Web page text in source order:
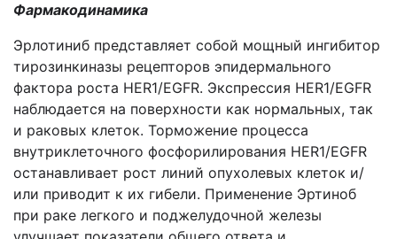
Фармакодинамика
Эрлотиниб представляет собой мощный ингибитор
тирозинкиназы рецепторов эпидермального
фактора роста HER1/EGFR. Экспрессия HER1/EGFR
наблюдается на поверхности как нормальных, так
и раковых клеток. Торможение процесса
внутриклеточного фосфорилирования HER1/EGFR
останавливает рост линий опухолевых клеток и/
или приводит к их гибели. Применение Эртиноб
при раке легкого и поджелудочной железы